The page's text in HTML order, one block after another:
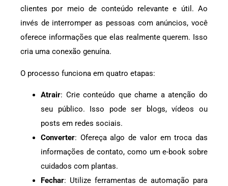
clientes por meio de conteúdo relevante e útil. Ao
invés de interromper as pessoas com anúncios, você
oferece informações que elas realmente querem. Isso
cria uma conexão genuína.
O processo funciona em quatro etapas:
Atrair: Crie conteúdo que chame a atenção do
seu público. Isso pode ser blogs, vídeos ou
posts em redes sociais.
Converter: Ofereça algo de valor em troca das
informações de contato, como um e-book sobre
cuidados com plantas.
Fechar: Utilize ferramentas de automação para